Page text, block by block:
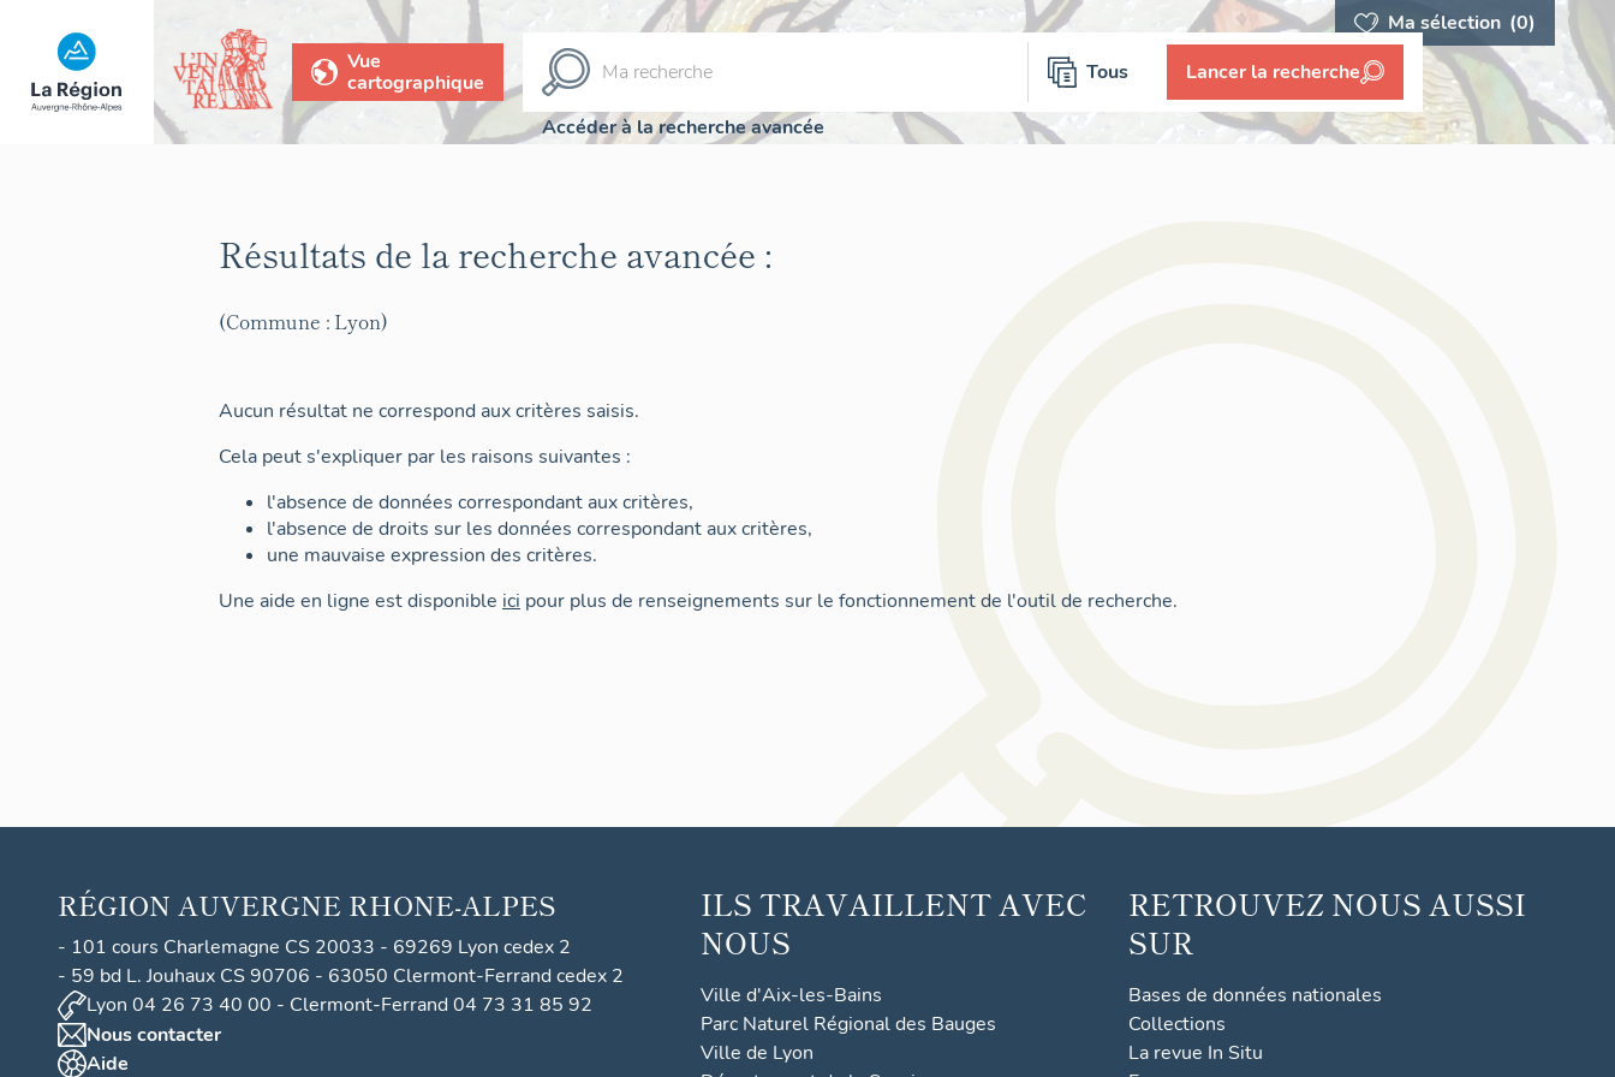
Ma sélection (0)
Vue
cartographique
Tous Lancer la recherche
Accéder à la recherche avancée
Résultats de la recherche avancée :
(Commune : Lyon)
Aucun résultat ne correspond aux critères saisis.
Cela peut s'expliquer par les raisons suivantes :
l'absence de données correspondant aux critères,
l'absence de droits sur les données correspondant aux critères,
une mauvaise expression des critères.
Une aide en ligne est disponible ici pour plus de renseignements sur le fonctionnement de l'outil de recherche.
RÉGION AUVERGNE RHONE-ALPES
- 101 cours Charlemagne CS 20033 - 69269 Lyon cedex 2
- 59 bd L. Jouhaux CS 90706 - 63050 Clermont-Ferrand cedex 2
Lyon 04 26 73 40 00 - Clermont-Ferrand 04 73 31 85 92
Nous contacter
Aide
ILS TRAVAILLENT AVEC
NOUS
Ville d'Aix-les-Bains
Parc Naturel Régional des Bauges
Ville de Lyon
RETROUVEZ NOUS AUSSI
SUR
Bases de données nationales
Collections
La revue In Situ